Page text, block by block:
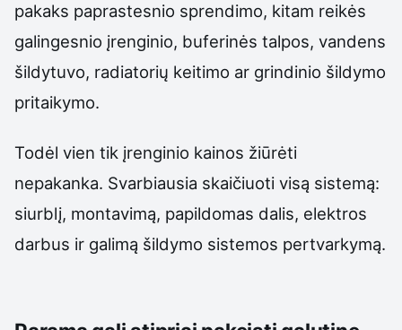
pakaks paprastesnio sprendimo, kitam reikės
galingesnio įrenginio, buferinės talpos, vandens
šildytuvo, radiatorių keitimo ar grindinio šildymo
pritaikymo.
Todėl vien tik įrenginio kainos žiūrėti
nepakanka. Svarbiausia skaičiuoti visą sistemą:
siurblį, montavimą, papildomas dalis, elektros
darbus ir galimą šildymo sistemos pertvarkymą.